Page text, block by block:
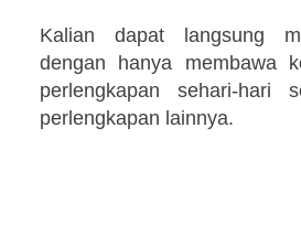
Kalian dapat langsung
dengan hanya membawa
perlengkapan sehari-hari
perlengkapan lainnya.